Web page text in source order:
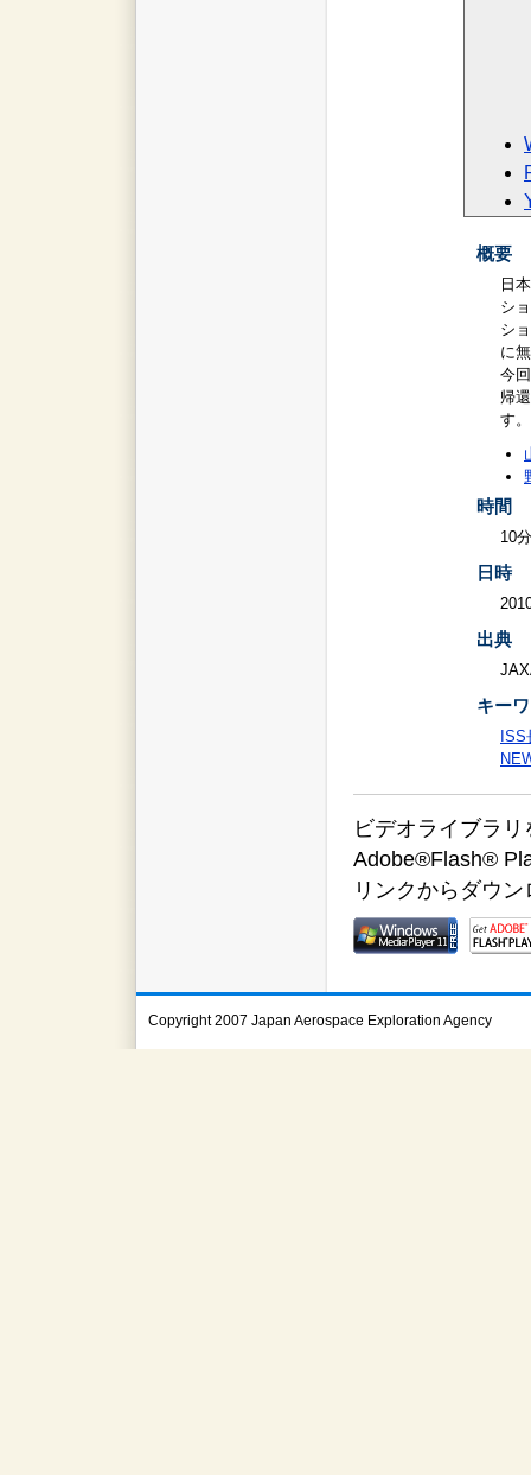
概要
日
シ
シ
に
今
帰
す。
時間
10
日時
出典
キー
ビデオライブラ
Adobe®Flash®
リンクからダウ
Copyright 2007 Japan Aerospace Exploration Agency